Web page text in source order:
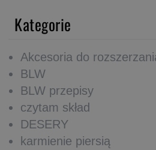
Kategorie
Akcesoria do
BLW
BLW przepisy
czytam skład
DESERY
karmienie piersią